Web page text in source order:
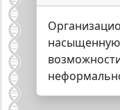
насыщенную